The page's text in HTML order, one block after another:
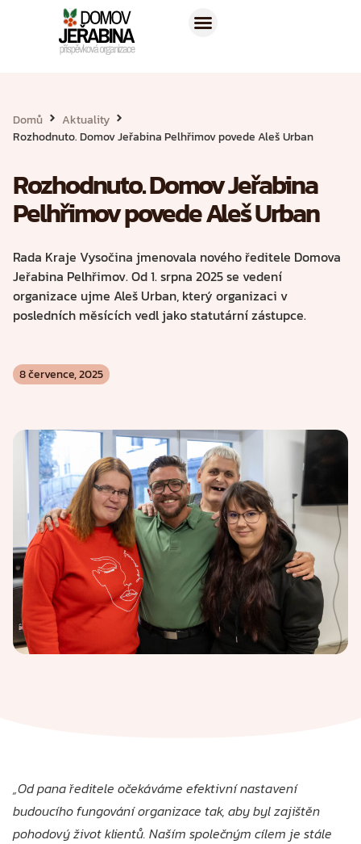
Domů
Aktuality
Rozhodnuto. Domov Jeřabina Pelhřimov povede Aleš Urban
Rozhodnuto. Domov Jeřabina
Pelhřimov povede Aleš Urban
Rada Kraje Vysočina jmenovala nového ředitele Domova
Jeřabina Pelhřimov. Od 1. srpna 2025 se vedení
organizace ujme Aleš Urban, který organizaci v
posledních měsících vedl jako statutární zástupce.
8 července, 2025
„Od pana ředitele očekáváme efektivní nastavení
budoucího fungování organizace tak, aby byl zajištěn
pohodový život klientů. Naším společným cílem je stále